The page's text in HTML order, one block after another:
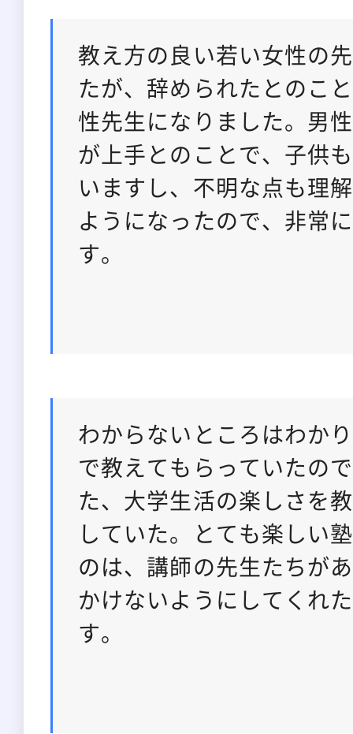
教え方の良い若い女性の
たが、辞められたとのこ
性先生になりました。男
が上手とのことで、子供
いますし、不明な点も理
ようになったので、非常
す。
わからないところはわか
で教えてもらっていたの
た、大学生活の楽しさを
していた。とても楽しい
のは、講師の先生たちが
かけないようにしてくれ
す。